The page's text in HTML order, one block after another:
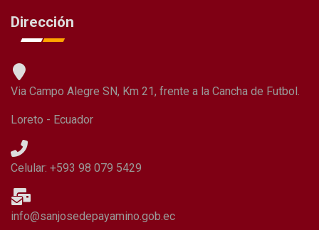
Dirección
Via Campo Alegre SN, Km 21, frente a la Cancha de Futbol.
Loreto - Ecuador
Celular: +593 98 079 5429
info@sanjosedepayamino.gob.ec